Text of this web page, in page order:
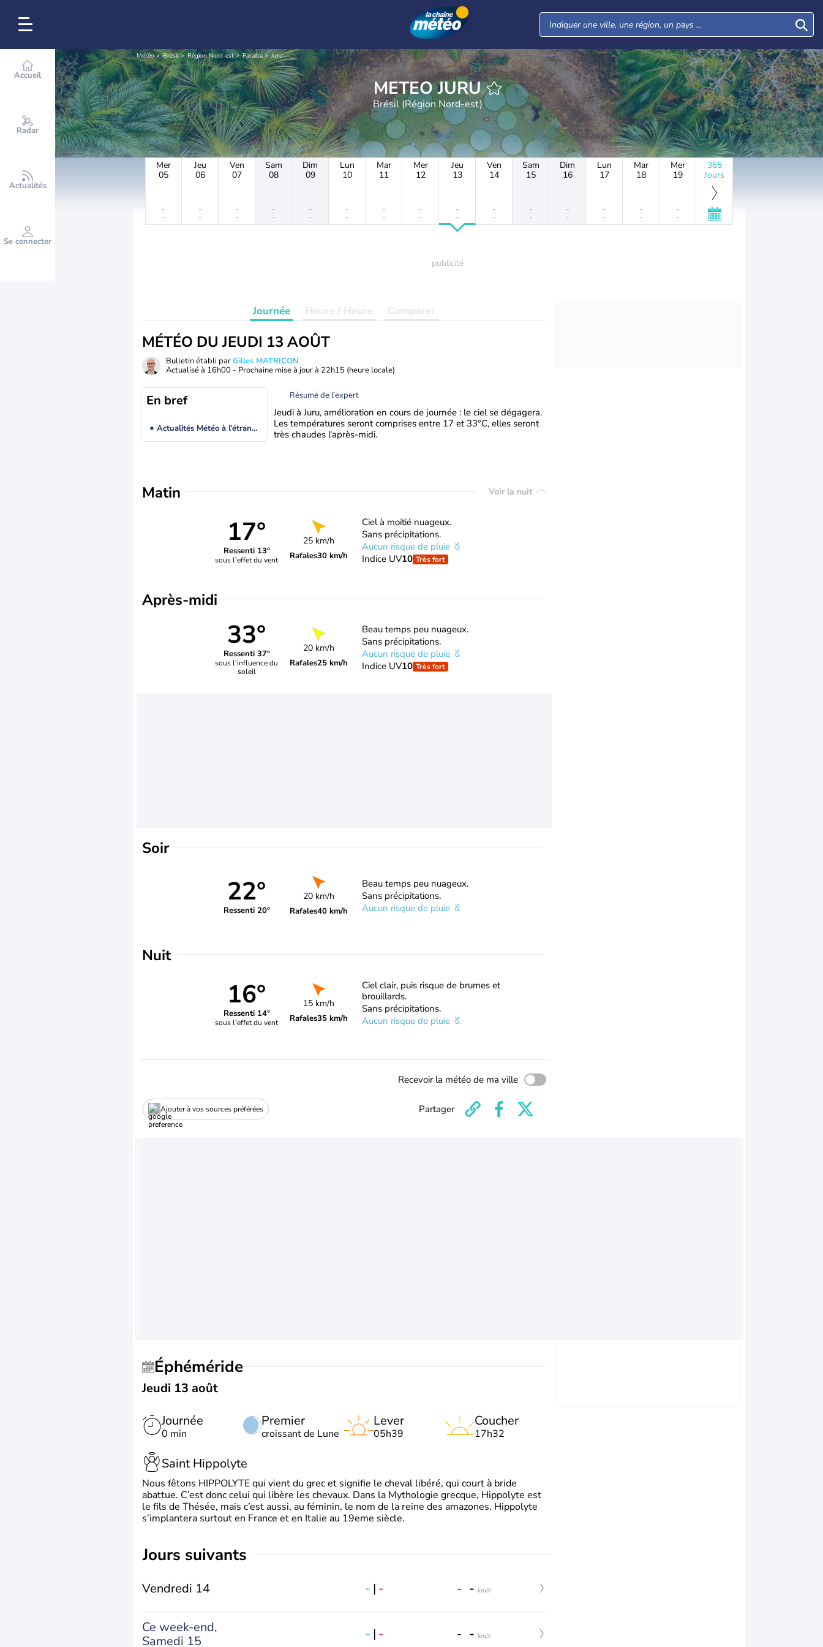
Accueil
Radar
Actualités
Se connecter
Météo Brésil Région Nord-est Paraíba Juru
METEO JURU
Brésil (Région Nord-est)
Mer
05
-
-
Jeu
06
-
-
Ven
07
-
-
Sam
08
-
-
Dim
09
-
-
Lun
10
-
-
Mar
11
-
-
Mer
12
-
-
Jeu
13
-
-
Ven
14
-
-
Sam
15
-
-
Dim
16
-
-
Lun
17
-
-
Mar
18
-
-
Mer
19
-
-
365
Jours
Journée Heure / Heure Comparer
MÉTÉO DU JEUDI 13 AOÛT
Bulletin établi parGilles MATRICON
Actualisé à 16h00 - Prochaine mise à jour à 22h15 (heure locale)
En bref
Actualités Météo à l'étranger
Résumé de l’expert
Jeudi à Juru, amélioration en cours de journée : le ciel se dégagera.
Les températures seront comprises entre 17 et 33°C, elles seront
très chaudes l'après-midi.
Matin Voir la nuit
17°
Ressenti 13°
sous l'effet du vent
25 km/h
Rafales30 km/h
Ciel à moitié nuageux.
Sans précipitations.
Aucun risque de pluie
Indice UV10 Très fort
Après-midi
33°
Ressenti 37°
sous l’influence du
soleil
20 km/h
Rafales25 km/h
Beau temps peu nuageux.
Sans précipitations.
Aucun risque de pluie
Indice UV10 Très fort
Soir
22°
Ressenti 20°
20 km/h
Rafales40 km/h
Beau temps peu nuageux.
Sans précipitations.
Aucun risque de pluie
Nuit
16°
Ressenti 14°
sous l'effet du vent
15 km/h
Rafales35 km/h
Ciel clair, puis risque de brumes et
brouillards.
Sans précipitations.
Aucun risque de pluie
Recevoir la météo de ma ville
Ajouter à vos sources préférées Partager
Éphéméride
Jeudi 13 août
Journée
0 min
Premier
croissant de Lune
Lever
05h39
Coucher
17h32
Saint Hippolyte
Nous fêtons HIPPOLYTE qui vient du grec et signifie le cheval libéré, qui court à bride
abattue. C’est donc celui qui libère les chevaux. Dans la Mythologie grecque, Hippolyte est
le fils de Thésée, mais c’est aussi, au féminin, le nom de la reine des amazones. Hippolyte
s’implantera surtout en France et en Italie au 19eme siècle.
jours suivants
Vendredi 14 - | - - - km/h
Ce week-end,
Samedi 15
- | - - - km/h